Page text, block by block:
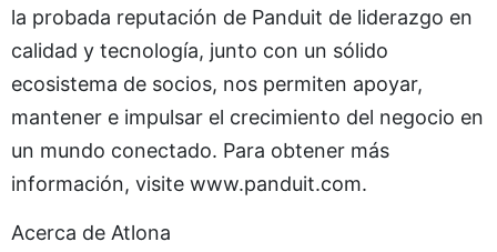
la probada reputación de Panduit de liderazgo en
calidad y tecnología, junto con un sólido
ecosistema de socios, nos permiten apoyar,
mantener e impulsar el crecimiento del negocio en
un mundo conectado. Para obtener más
información, visite www.panduit.com.
Acerca de Atlona